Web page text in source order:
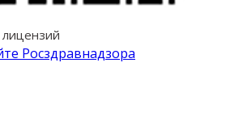
Росздравнадзора